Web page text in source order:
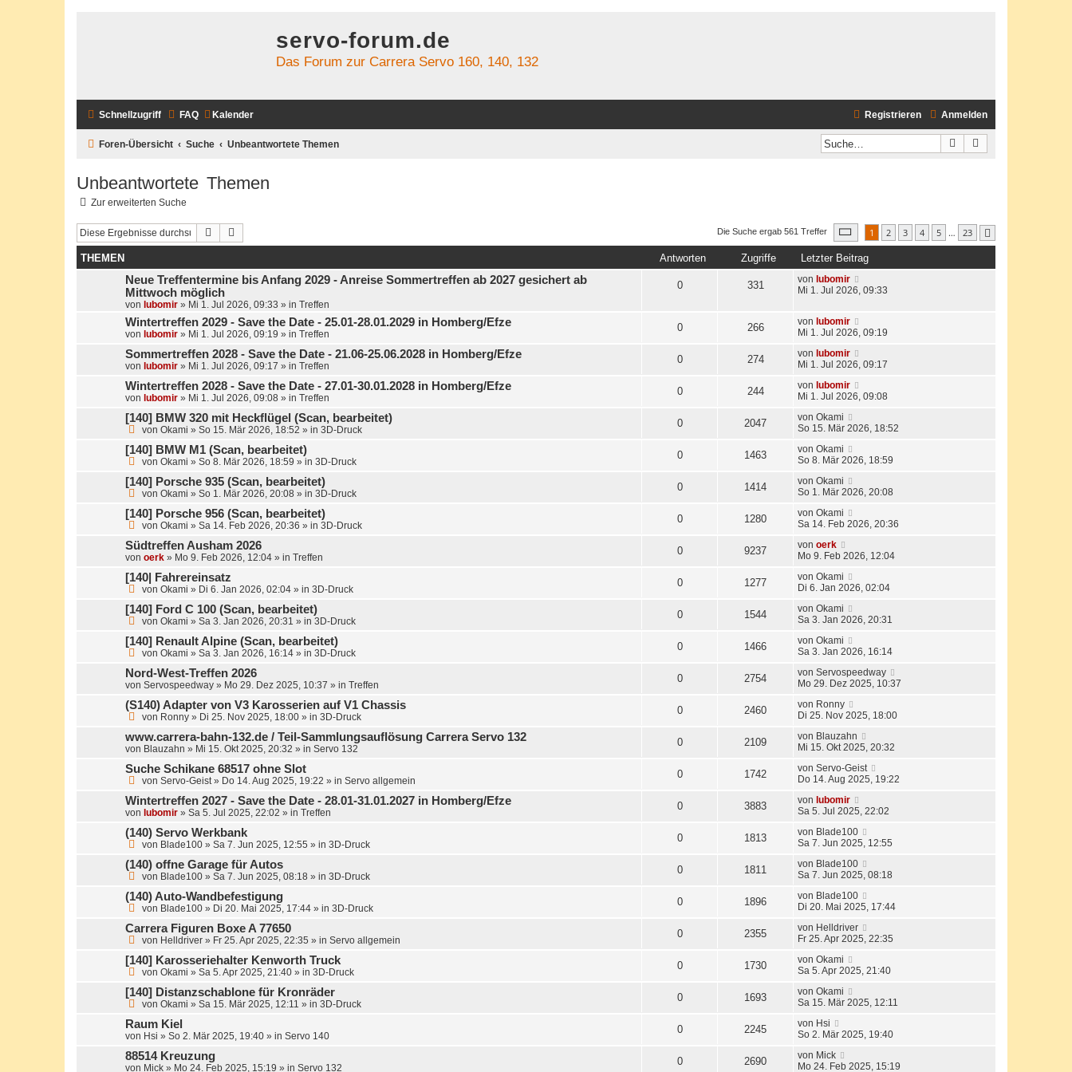
servo-forum.de
Das Forum zur Carrera Servo 160, 140, 132
Schnellzugriff FAQ Kalender Anmelden
Registrieren
Foren-Übersicht Suche Unbeantwortete Themen Suche
Unbeantwortete Themen
Zur erweiterten Suche
Suche Die Suche ergab 561 Treffer Seite von 23
1 2 3 4 5 … 23
THEMEN Antworten Zugriffe Letzter Beitrag
Neue Treffentermine bis Anfang 2029 - Anreise Sommertreffen ab 2027 gesichert ab
Mittwoch möglich
von lubomir » Mi 1. Jul 2026, 09:33 » in Treffen
0 331 von lubomir
Mi 1. Jul 2026, 09:33
Wintertreffen 2029 - Save the Date - 25.01-28.01.2029 in Homberg/Efze
von lubomir » Mi 1. Jul 2026, 09:19 » in Treffen
0 266 von lubomir
Mi 1. Jul 2026, 09:19
Sommertreffen 2028 - Save the Date - 21.06-25.06.2028 in Homberg/Efze
von lubomir » Mi 1. Jul 2026, 09:17 » in Treffen
0 274 von lubomir
Mi 1. Jul 2026, 09:17
Wintertreffen 2028 - Save the Date - 27.01-30.01.2028 in Homberg/Efze
von lubomir » Mi 1. Jul 2026, 09:08 » in Treffen
0 244 von lubomir
Mi 1. Jul 2026, 09:08
[140] BMW 320 mit Heckflügel (Scan, bearbeitet)
von Okami » So 15. Mär 2026, 18:52 » in 3D-Druck
0 2047 von Okami
So 15. Mär 2026, 18:52
[140] BMW M1 (Scan, bearbeitet)
von Okami » So 8. Mär 2026, 18:59 » in 3D-Druck
0 1463 von Okami
So 8. Mär 2026, 18:59
[140] Porsche 935 (Scan, bearbeitet)
von Okami » So 1. Mär 2026, 20:08 » in 3D-Druck
0 1414 von Okami
So 1. Mär 2026, 20:08
[140] Porsche 956 (Scan, bearbeitet)
von Okami » Sa 14. Feb 2026, 20:36 » in 3D-Druck
0 1280 von Okami
Sa 14. Feb 2026, 20:36
Südtreffen Ausham 2026
von oerk » Mo 9. Feb 2026, 12:04 » in Treffen
0 9237 von oerk
Mo 9. Feb 2026, 12:04
[140| Fahrereinsatz
von Okami » Di 6. Jan 2026, 02:04 » in 3D-Druck
0 1277 von Okami
Di 6. Jan 2026, 02:04
[140] Ford C 100 (Scan, bearbeitet)
von Okami » Sa 3. Jan 2026, 20:31 » in 3D-Druck
0 1544 von Okami
Sa 3. Jan 2026, 20:31
[140] Renault Alpine (Scan, bearbeitet)
von Okami » Sa 3. Jan 2026, 16:14 » in 3D-Druck
0 1466 von Okami
Sa 3. Jan 2026, 16:14
Nord-West-Treffen 2026
von Servospeedway » Mo 29. Dez 2025, 10:37 » in Treffen
0 2754 von Servospeedway
Mo 29. Dez 2025, 10:37
(S140) Adapter von V3 Karosserien auf V1 Chassis
von Ronny » Di 25. Nov 2025, 18:00 » in 3D-Druck
0 2460 von Ronny
Di 25. Nov 2025, 18:00
www.carrera-bahn-132.de / Teil-Sammlungsauflösung Carrera Servo 132
von Blauzahn » Mi 15. Okt 2025, 20:32 » in Servo 132
0 2109 von Blauzahn
Mi 15. Okt 2025, 20:32
Suche Schikane 68517 ohne Slot
von Servo-Geist» Do 14. Aug 2025, 19:22 » in Servo allgemein
0 1742 von Servo-Geist
Do 14. Aug 2025, 19:22
Wintertreffen 2027 - Save the Date - 28.01-31.01.2027 in Homberg/Efze
von lubomir » Sa 5. Jul 2025, 22:02 » in Treffen
0 3883 von lubomir
Sa 5. Jul 2025, 22:02
(140) Servo Werkbank
von Blade100 » Sa 7. Jun 2025, 12:55 » in 3D-Druck
0 1813 von Blade100
Sa 7. Jun 2025, 12:55
(140) offne Garage für Autos
von Blade100 » Sa 7. Jun 2025, 08:18 » in 3D-Druck
0 1811 von Blade100
Sa 7. Jun 2025, 08:18
(140) Auto-Wandbefestigung
von Blade100 » Di 20. Mai 2025, 17:44 » in 3D-Druck
0 1896 von Blade100
Di 20. Mai 2025, 17:44
Carrera Figuren Boxe A 77650
von Helldriver » Fr 25. Apr 2025, 22:35 » in Servo allgemein
0 2355 von Helldriver
Fr 25. Apr 2025, 22:35
[140] Karosseriehalter Kenworth Truck
von Okami » Sa 5. Apr 2025, 21:40 » in 3D-Druck
0 1730 von Okami
Sa 5. Apr 2025, 21:40
[140] Distanzschablone für Kronräder
von Okami » Sa 15. Mär 2025, 12:11 » in 3D-Druck
0 1693 von Okami
Sa 15. Mär 2025, 12:11
Raum Kiel
von Hsi » So 2. Mär 2025, 19:40 » in Servo 140
0 2245 von Hsi
So 2. Mär 2025, 19:40
88514 Kreuzung
von Mick » Mo 24. Feb 2025, 15:19 » in Servo 132
0 2690 von Mick
Mo 24. Feb 2025, 15:19